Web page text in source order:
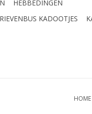
HEBBEDINGEN
KADOOTJES
HOME